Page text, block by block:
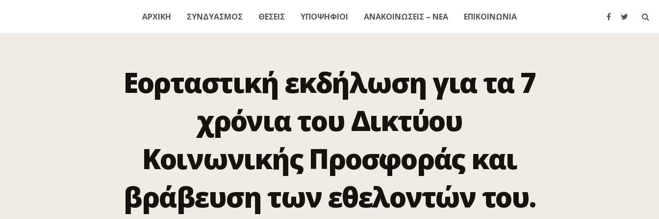
ΑΡΧΙΚΗ ΣΥΝΔΥΑΣΜΟΣ ΘΕΣΕΙΣ ΥΠΟΨΗΦΙΟΙ ΑΝΑΚΟΙΝΩΣΕΙΣ – ΝΕΑ ΕΠΙΚΟΙΝΩΝΙΑ
Εορταστική εκδήλωση για τα 7
χρόνια του Δικτύου
Κοινωνικής Προσφοράς και
βράβευση των εθελοντών του.